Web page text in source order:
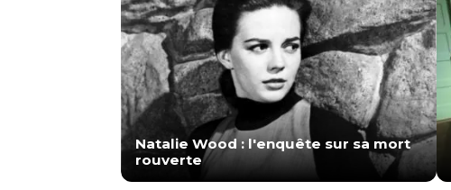
Natalie Wood : l'enquête sur sa mort
rouverte